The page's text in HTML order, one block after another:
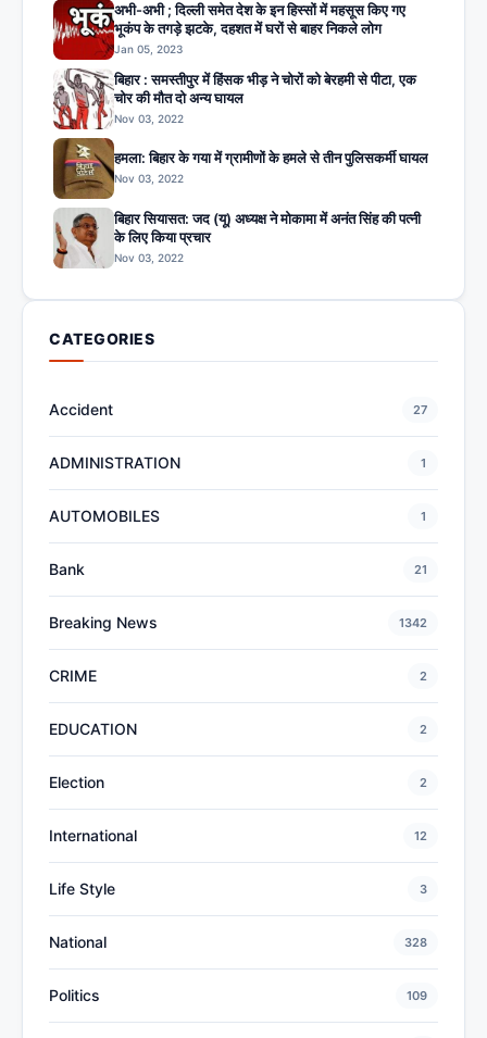
अभी-अभी ; दिल्ली समेत देश के इन हिस्सों में महसूस किए गए
भूकंप के तगड़े झटके, दहशत में घरों से बाहर निकले लोग
Jan 05, 2023
बिहार : समस्तीपुर में हिंसक भीड़ ने चोरों को बेरहमी से पीटा, एक
चोर की मौत दो अन्य घायल
Nov 03, 2022
हमला: बिहार के गया में ग्रामीणों के हमले से तीन पुलिसकर्मी घायल
Nov 03, 2022
बिहार सियासत: जद (यू) अध्यक्ष ने मोकामा में अनंत सिंह की पत्नी
के लिए किया प्रचार
Nov 03, 2022
CATEGORIES
Accident 27
ADMINISTRATION 1
AUTOMOBILES 1
Bank 21
Breaking News 1342
CRIME 2
EDUCATION 2
Election 2
International 12
Life Style 3
National 328
Politics 109